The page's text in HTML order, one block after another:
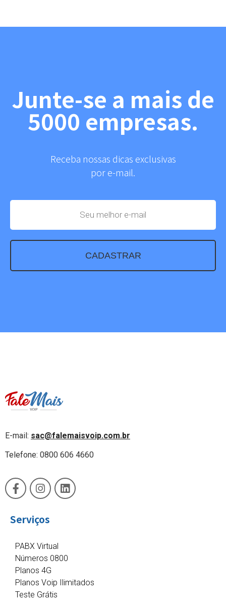
Junte-se a mais de
5000 empresas.
Receba nossas dicas exclusivas
por e-mail.
CADASTRAR
E-mail: sac@falemaisvoip.com.br
Telefone: 0800 606 4660
Serviços
PABX Virtual
Números 0800
Planos 4G
Planos Voip Ilimitados
Teste Grátis